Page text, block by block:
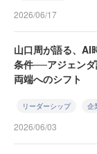
2026/06/17
山口周が語る、AI
条件──アジェン
両端へのシフト
リーダーシップ 企
2026/06/03